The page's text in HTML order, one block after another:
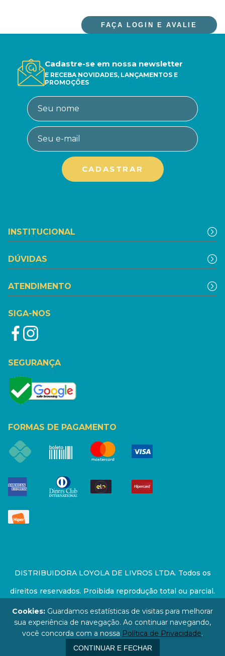
FAÇA LOGIN E AVALIE
Cadastre-se em nossa newsletter
E RECEBA NOVIDADES, LANÇAMENTOS E
PROMOÇÕES
INSTITUCIONAL
DÚVIDAS
ATENDIMENTO
SIGA-NOS
SEGURANÇA
FORMAS DE PAGAMENTO
DISTRIBUIDORA LOYOLA DE LIVROS LTDA. Todos os
direitos reservados. Proibida reprodução total ou parcial.
Preços e estoque sujeito a alterações sem aviso prévio.
67.946.814/0001-94 - LOJA - Rua Senador Feijó - São
Paulo / SP - CEP: 01006-000
Cookies: Guardamos estatísticas de visitas para melhorar
sua experiência de navegação. Ao continuar navegando,
você concorda com a nossa Política de Privacidade.
CONTINUAR E FECHAR